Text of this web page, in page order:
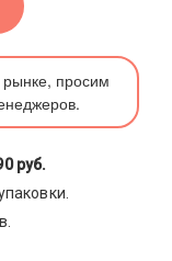
рынке, просим
руб.